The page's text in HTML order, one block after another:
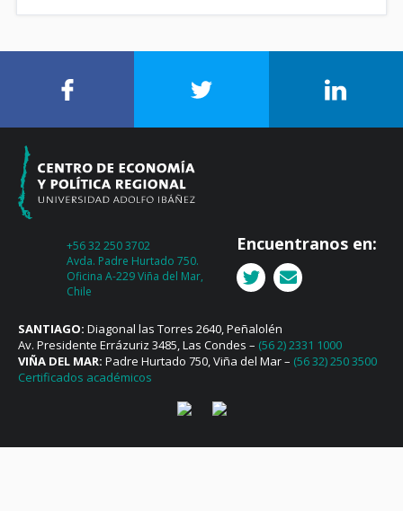
+56 32 250 3702
Avda. Padre Hurtado 750.
Oficina A-229 Viña del Mar,
Chile
Encuentranos en:
SANTIAGO: Diagonal las Torres 2640, Peñalolén
Av. Presidente Errázuriz 3485, Las Condes – (56 2) 2331 1000
VIÑA DEL MAR: Padre Hurtado 750, Viña del Mar – (56 32) 250 3500
Certificados académicos